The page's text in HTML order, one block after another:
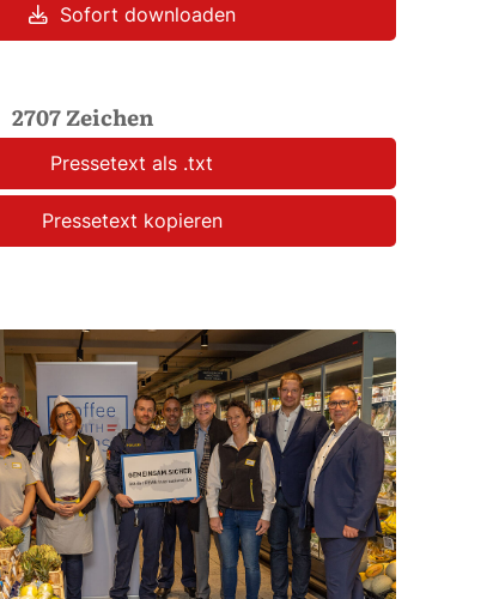
Sofort downloaden
2707 Zeichen
Pressetext als .txt
Pressetext kopieren